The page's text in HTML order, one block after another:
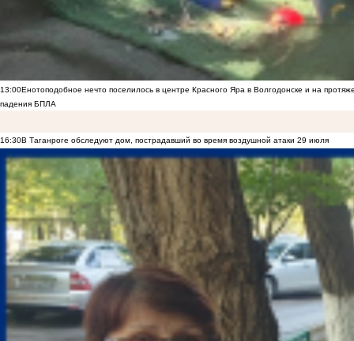
13:00Енотоподобное нечто поселилось в центре Красного Яра в Волгодонске и на
падения БПЛА
16:30В Таганроге обследуют дом, пострадавший во время воздушной атаки 29 июля